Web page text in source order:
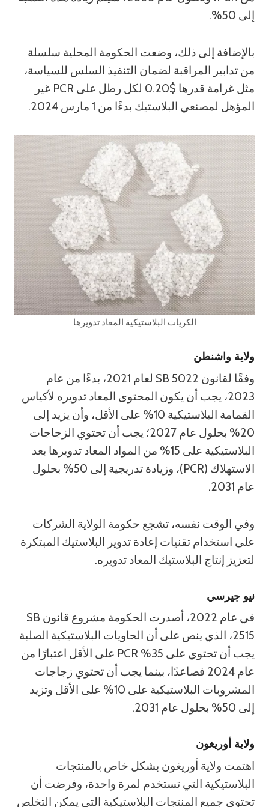
إلى 50%.
بالإضافة إلى ذلك، وضعت الحكومة المحلية سلسلة
من تدابير المراقبة لضمان التنفيذ السلس للسياسة،
مثل غرامة قدرها $0.20 لكل رطل على PCR غير
المؤهل لمصنعي البلاستيك بدءًا من 1 مارس 2024.
الكريات البلاستيكية المعاد تدويرها
ولاية واشنطن
وفقًا لقانون SB 5022 لعام 2021، بدءًا من عام
2023، يجب أن يكون المحتوى المعاد تدويره لأكياس
القمامة البلاستيكية 10% على الأقل، وأن يزيد إلى
20% بحلول عام 2027؛ يجب أن تحتوي الزجاجات
البلاستيكية على 15% من المواد المعاد تدويرها بعد
الاستهلاك (PCR)، وزيادة تدريجية إلى 50% بحلول
عام 2031.
وفي الوقت نفسه، تشجع حكومة الولاية الشركات
على استخدام تقنيات إعادة تدوير البلاستيك المبتكرة
لتعزيز إنتاج البلاستيك المعاد تدويره.
نيو جيرسي
في عام 2022، أصدرت الحكومة مشروع قانون SB
2515، الذي ينص على أن الحاويات البلاستيكية الصلبة
يجب أن تحتوي على 35% PCR على الأقل اعتبارًا من
عام 2024 فصاعدًا، بينما يجب أن تحتوي زجاجات
المشروبات البلاستيكية على 10% على الأقل وتزيد
إلى 50% بحلول عام 2031.
ولاية أوريغون
اهتمت ولاية أوريغون بشكل خاص بالمنتجات
البلاستيكية التي تستخدم لمرة واحدة، وفرضت أن
تحتوي جميع المنتجات البلاستيكية التي يمكن التخلص